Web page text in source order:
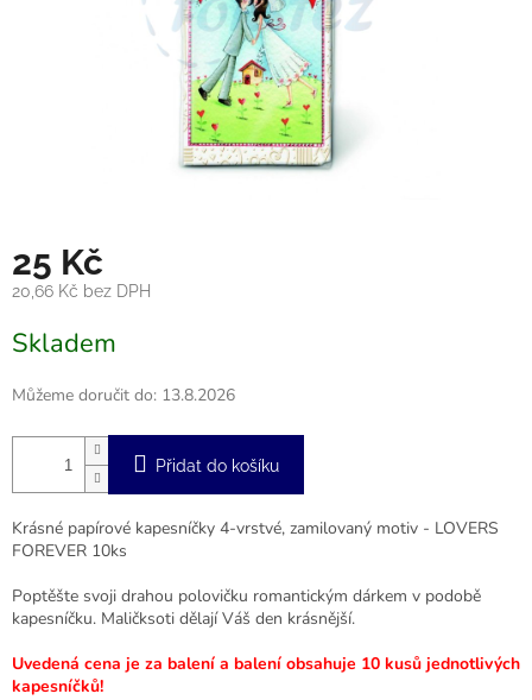
25 Kč
20,66 Kč bez DPH
cena:
Skladem
Můžeme doručit do: 13.8.2026
Přidat do košíku
Krásné papírové kapesníčky 4-vrstvé, zamilovaný motiv - LOVERS
FOREVER 10ks
Poptěšte svoji drahou polovičku romantickým dárkem v podobě
kapesníčku. Maličksoti dělají Váš den krásnější.
Uvedená cena je za balení a balení obsahuje 10 kusů jednotlivých
kapesníčků!